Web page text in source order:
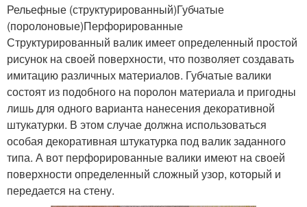
Рельефные (структурированный)Губчатые
(поролоновые)Перфорированные
Структурированный валик имеет определенный простой
рисунок на своей поверхности, что позволяет создавать
имитацию различных материалов. Губчатые валики
состоят из подобного на поролон материала и пригодны
лишь для одного варианта нанесения декоративной
штукатурки. В этом случае должна использоваться
особая декоративная штукатурка под валик заданного
типа. А вот перфорированные валики имеют на своей
поверхности определенный сложный узор, который и
передается на стену.